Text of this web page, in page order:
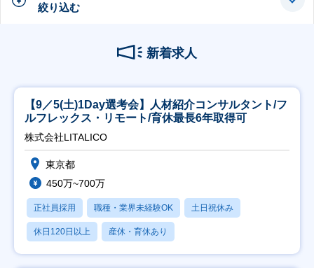
絞り込む
新着求人
【9／5(土)1Day選考会】人材紹介コンサルタント/フ
ルフレックス・リモート/育休最長6年取得可
株式会社LITALICO
東京都
450万~700万
正社員採用 職種・業界未経験OK 土日祝休み
休日120日以上 産休・育休あり